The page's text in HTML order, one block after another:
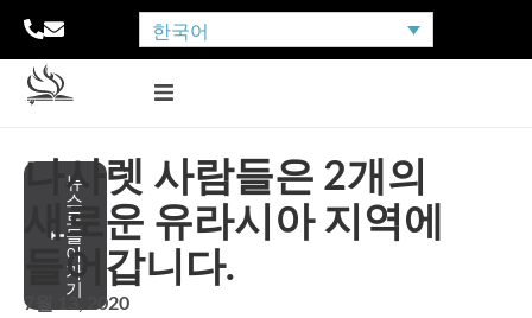
한국어
뉴
스
로
돌
아
가
기
나사렛 사람들은 2개의
새로운 유라시아 지역에
들어갑니다.
7월 13, 2020